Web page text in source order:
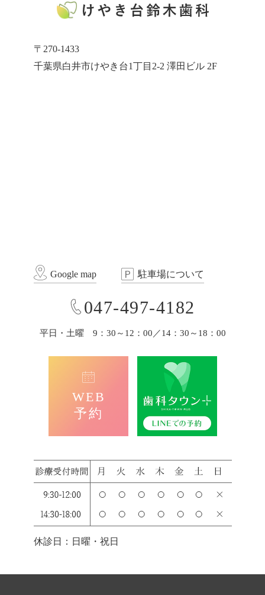
〒270-1433
千葉県白井市けやき台1丁目2-2 澤田ビル 2F
Google map 駐車場について
047-497-4182
平日・土曜 9：30～12：00／14：30～18：00
WEB
予約
休診日：日曜・祝日